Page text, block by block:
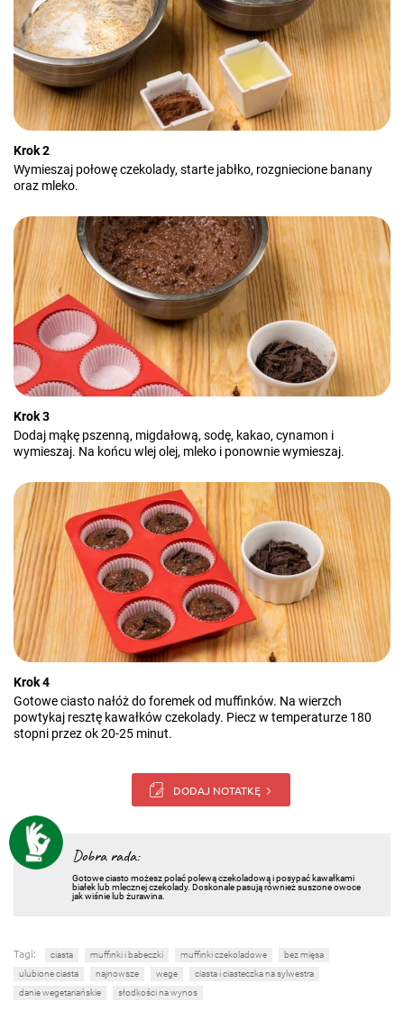
Krok 2
Wymieszaj połowę czekolady, starte jabłko, rozgniecione banany
oraz mleko.
Krok 3
Dodaj mąkę pszenną, migdałową, sodę, kakao, cynamon i
wymieszaj. Na końcu wlej olej, mleko i ponownie wymieszaj.
Krok 4
Gotowe ciasto nałóż do foremek od muffinków. Na wierzch
powtykaj resztę kawałków czekolady. Piecz w temperaturze 180
stopni przez ok 20-25 minut.
DODAJ NOTATKĘ
Dobra rada:
Gotowe ciasto możesz polać polewą czekoladową i posypać kawałkami
białek lub mlecznej czekolady. Doskonale pasują również suszone owoce
jak wiśnie lub żurawina.
Tagi: ciasta muffinki i babeczki muffinki czekoladowe
bez mięsa
ulubione ciasta
najnowsze wege
ciasta i ciasteczka na sylwestra
danie wegetariańskie
słodkości na wynos